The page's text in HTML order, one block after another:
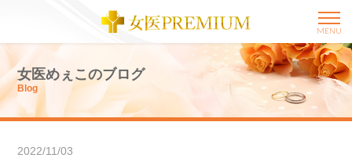
MENU
女医めぇこのブログ
Blog
2022/11/03